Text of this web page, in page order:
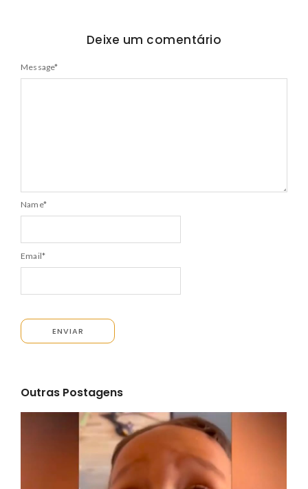
Deixe um comentário
Message*
Name*
Email*
Outras Postagens